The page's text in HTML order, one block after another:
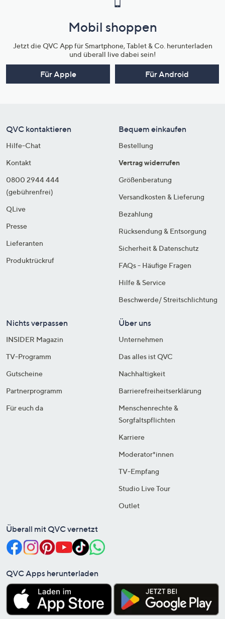
Mobil shoppen
Jetzt die QVC App für Smartphone, Tablet & Co. herunterladen
und überall live dabei sein!
Für Apple Für Android
QVC kontaktieren
Hilfe-Chat
Kontakt
0800 2944 444
(gebührenfrei)
QLive
Presse
Lieferanten
Produktrückruf
Bequem einkaufen
Bestellung
Vertrag widerrufen
Größenberatung
Versandkosten & Lieferung
Bezahlung
Rücksendung & Entsorgung
Sicherheit & Datenschutz
FAQs - Häufige Fragen
Hilfe & Service
Beschwerde/ Streitschlichtung
Nichts verpassen
INSIDER Magazin
TV-Programm
Gutscheine
Partnerprogramm
Für euch da
Über uns
Unternehmen
Das alles ist QVC
Nachhaltigkeit
Barrierefreiheitserklärung
Menschenrechte &
Sorgfaltspflichten
Karriere
Moderator*innen
TV-Empfang
Studio Live Tour
Outlet
Überall mit QVC vernetzt
QVC Apps herunterladen